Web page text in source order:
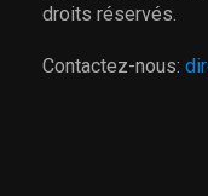
droits réservés.
Contactez-nous: